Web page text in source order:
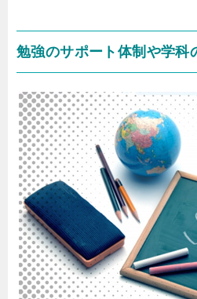
勉強のサポート体制や学科